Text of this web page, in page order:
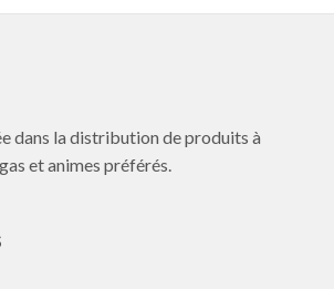
dans la distribution de produits à
et animes préférés.